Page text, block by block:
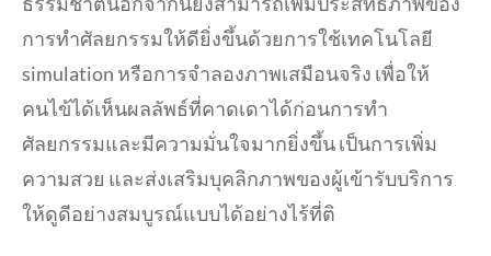
การทำศัลยกรรมให้ดียิ่งขึ้นด้วยการใช้เทคโนโลยี
simulation หรือการจำลองภาพเสมือนจริง เพื่อให้
คนไข้ได้เห็นผลลัพธ์ที่คาดเดาได้ก่อนการทำ
ศัลยกรรมและมีความมั่นใจมากยิ่งขึ้น เป็นการเพิ่ม
ความสวย และส่งเสริมบุคลิกภาพของผู้เข้ารับบริการ
ให้ดูดีอย่างสมบูรณ์แบบได้อย่างไร้ที่ติ